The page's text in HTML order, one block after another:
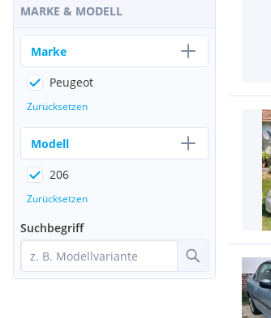
MARKE & MODELL
Marke
Peugeot
Zurücksetzen
Modell
206
Zurücksetzen
Suchbegriff